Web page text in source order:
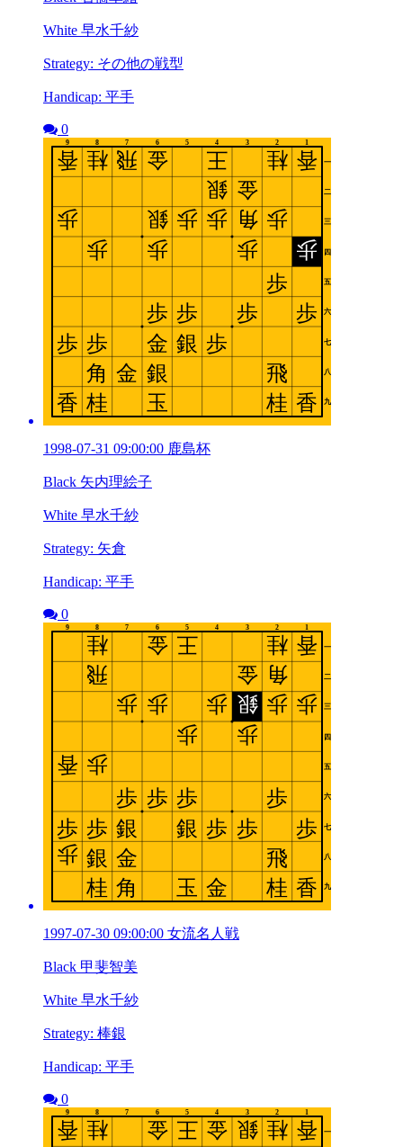
White 早水千紗
Strategy: その他の戦型
Handicap: 平手
0
1998-07-31 09:00:00 鹿島杯
Black 矢内理絵子
White 早水千紗
Strategy: 矢倉
Handicap: 平手
0
1997-07-30 09:00:00 女流名人戦
Black 甲斐智美
White 早水千紗
Strategy: 棒銀
Handicap: 平手
0